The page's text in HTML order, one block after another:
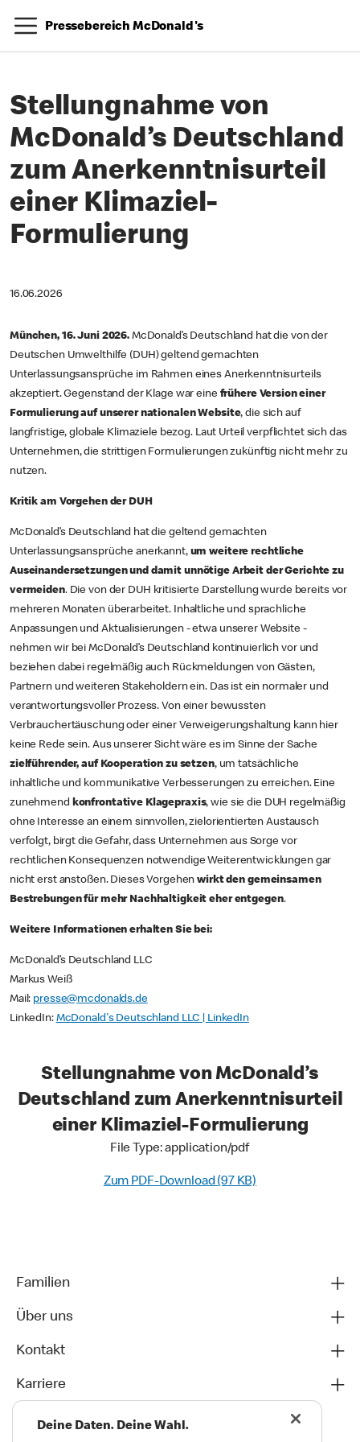
Pressebereich McDonald's
Stellungnahme von
McDonald’s Deutschland
zum Anerkenntnisurteil
einer Klimaziel-
Formulierung
16.06.2026
München, 16. Juni 2026. McDonald’s Deutschland hat die von der
Deutschen Umwelthilfe (DUH) geltend gemachten
Unterlassungsansprüche im Rahmen eines Anerkenntnisurteils
akzeptiert. Gegenstand der Klage war eine frühere Version einer
Formulierung auf unserer nationalen Website, die sich auf
langfristige, globale Klimaziele bezog. Laut Urteil verpflichtet sich das
Unternehmen, die strittigen Formulierungen zukünftig nicht mehr zu
nutzen.
Kritik am Vorgehen der DUH
McDonald’s Deutschland hat die geltend gemachten
Unterlassungsansprüche anerkannt, um weitere rechtliche
Auseinandersetzungen und damit unnötige Arbeit der Gerichte zu
vermeiden. Die von der DUH kritisierte Darstellung wurde bereits vor
mehreren Monaten überarbeitet. Inhaltliche und sprachliche
Anpassungen und Aktualisierungen - etwa unserer Website -
nehmen wir bei McDonald’s Deutschland kontinuierlich vor und
beziehen dabei regelmäßig auch Rückmeldungen von Gästen,
Partnern und weiteren Stakeholdern ein. Das ist ein normaler und
verantwortungsvoller Prozess. Von einer bewussten
Verbrauchertäuschung oder einer Verweigerungshaltung kann hier
keine Rede sein. Aus unserer Sicht wäre es im Sinne der Sache
zielführender, auf Kooperation zu setzen, um tatsächliche
inhaltliche und kommunikative Verbesserungen zu erreichen. Eine
zunehmend konfrontative Klagepraxis, wie sie die DUH regelmäßig
ohne Interesse an einem sinnvollen, zielorientierten Austausch
verfolgt, birgt die Gefahr, dass Unternehmen aus Sorge vor
rechtlichen Konsequenzen notwendige Weiterentwicklungen gar
nicht erst anstoßen. Dieses Vorgehenwirkt den gemeinsamen
Bestrebungen für mehr Nachhaltigkeit eher entgegen.
Weitere Informationen erhalten Sie bei:
McDonald’s Deutschland LLC
Markus Weiß
Mail: presse@mcdonalds.de
LinkedIn: McDonald's Deutschland LLC | LinkedIn
Stellungnahme von McDonald’s
Deutschland zum Anerkenntnisurteil
einer Klimaziel-Formulierung
File Type: application/pdf
Zum PDF-Download (97 KB)
Familien
Über uns
Kontakt
Karriere
Deine Daten. Deine Wahl.